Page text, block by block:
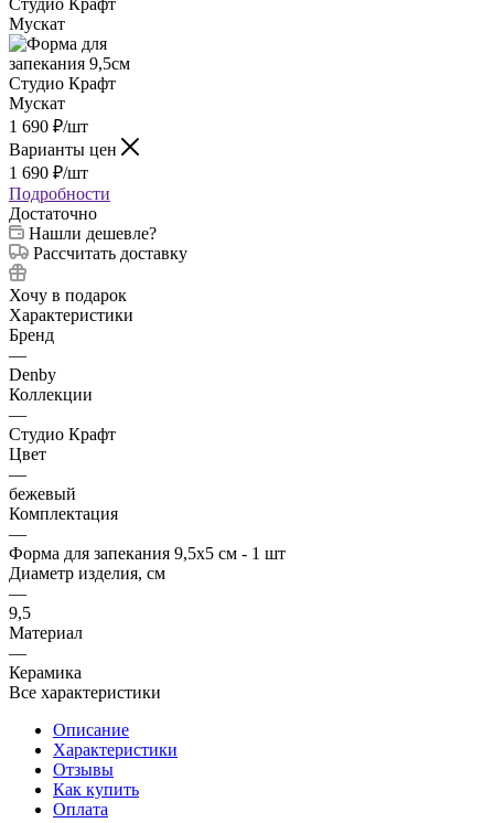
1 690 ₽/шт
Варианты цен
1 690 ₽/шт
Подробности
Достаточно
Нашли дешевле?
Рассчитать доставку
Хочу в подарок
Характеристики
Бренд
—
Denby
Коллекции
—
Студио Крафт
Цвет
—
бежевый
Комплектация
—
Форма для запекания 9,5х5 см - 1 шт
Диаметр изделия, см
—
9,5
Материал
—
Керамика
Все характеристики
Описание
Характеристики
Отзывы
Как купить
Оплата